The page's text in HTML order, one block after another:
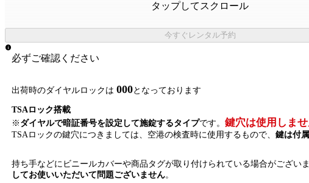
タップしてスクロール
今すぐレンタル予約
必ずご確認ください
出荷時のダイヤルロックは000となっております
TSAロック搭載
※ ダイヤルで暗証番号を設定して施錠するタイプです。鍵穴は使用しませ
TSAロックの鍵穴につきましては、空港の検査時に使用するもので、鍵は付
持ち手などにビニールカバーや商品タグが取り付けられている場合がござい
してお使いいただいて問題ございません。